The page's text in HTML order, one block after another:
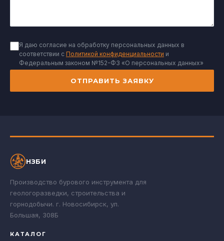
Я даю согласие на обработку персональных данных в
соответствии с Политикой конфиденциальности и
Федеральным законом №152-ФЗ «О персональных данных»
ОТПРАВИТЬ ЗАЯВКУ
НЗБИ
Производство бурового инструмента для
геологоразведки, строительства и
горнодобычи. г. Новосибирск, ул.
Большая, 308Б
КАТАЛОГ